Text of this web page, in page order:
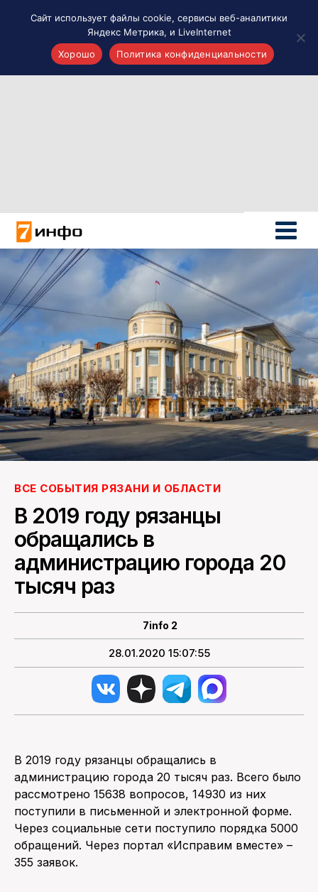
Новости России
Политика
Новости мира
Все материалы 7инфо
О НАС
ПОИСК ПО САЙТУ
ВСЕ СОБЫТИЯ РЯЗАНИ И ОБЛАСТИ
В 2019 году рязанцы
обращались в
администрацию города 20
тысяч раз
7info 2
28.01.2020 15:07:55
В 2019 году рязанцы обращались в
администрацию города 20 тысяч раз. Всего было
рассмотрено 15638 вопросов, 14930 из них
поступили в письменной и электронной форме.
Через социальные сети поступило порядка 5000
обращений. Через портал «Исправим вместе» –
355 заявок.
Сайт использует файлы cookie, сервисы веб-аналитики
Яндекс Метрика, и LiveInternet
Хорошо
Политика конфиденциальности